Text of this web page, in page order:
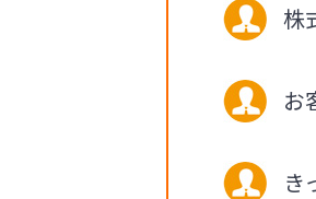
株
お
き